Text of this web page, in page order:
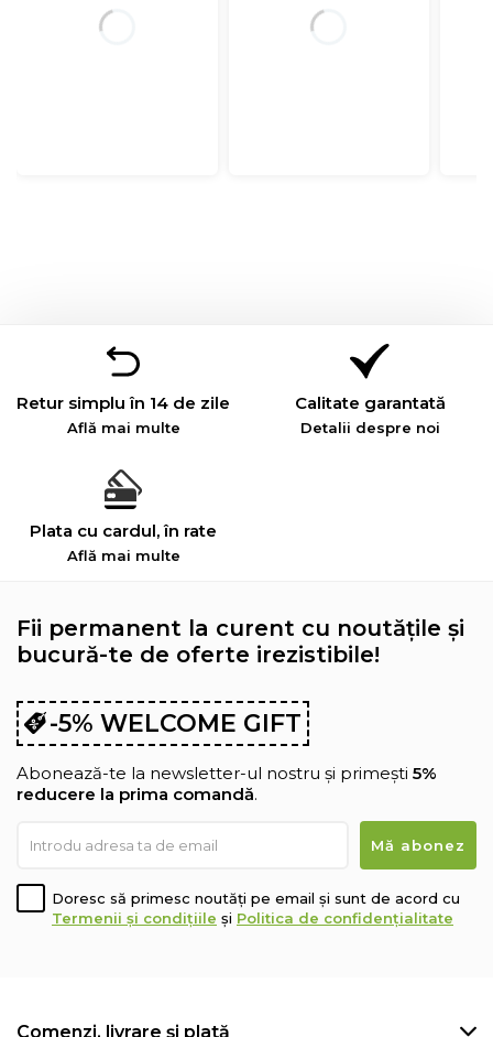
Retur simplu în 14 de zile
Află mai multe
Calitate garantată
Detalii despre noi
Plata cu cardul, în rate
Află mai multe
Fii permanent la curent cu noutățile și
bucură-te de oferte irezistibile!
-5% WELCOME GIFT
Abonează-te la newsletter-ul nostru și primești 5%
reducere la prima comandă.
Doresc să primesc noutăți pe email și sunt de acord cu
Termenii și condițiile și Politica de confidențialitate
Comenzi, livrare și plată